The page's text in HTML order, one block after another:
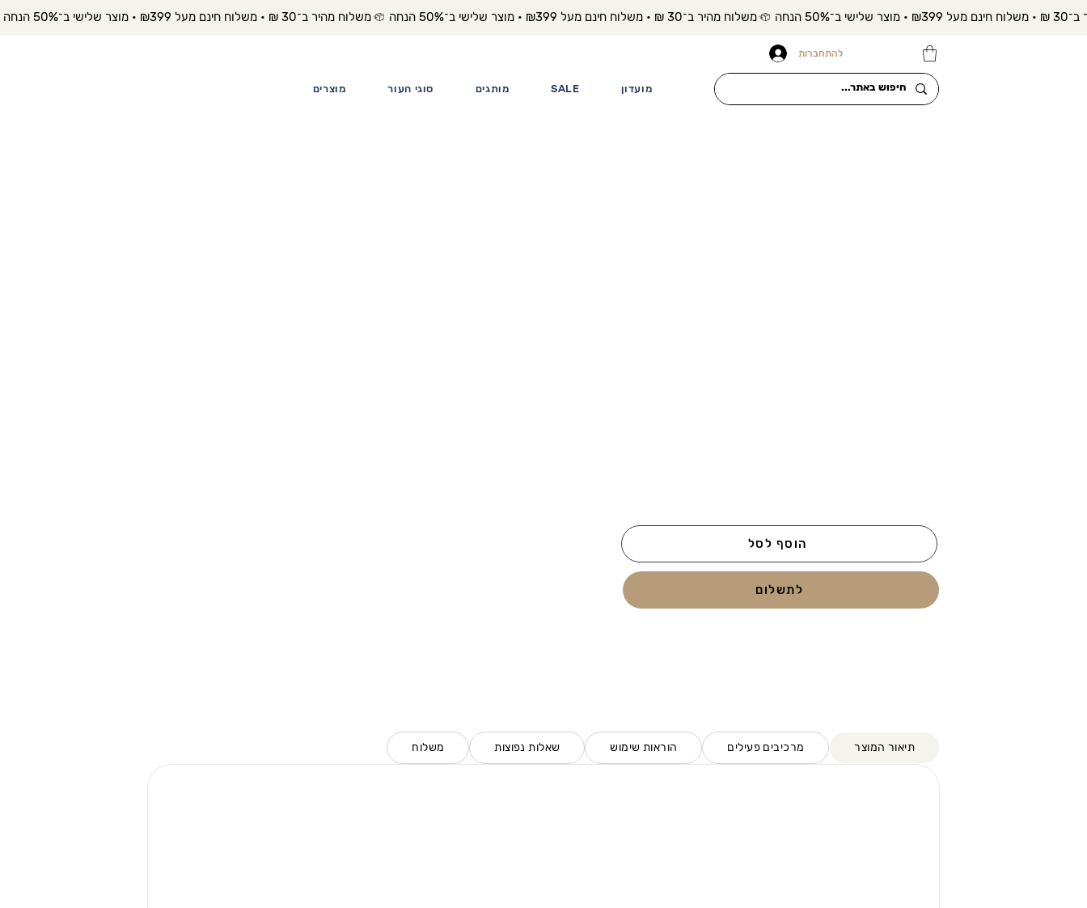
משלוח מהיר ב־30 ₪ • משלוח חינם מעל ₪399 • מוצר שלישי ב־50% הנחה
מוצרים סוגי העור מותגים SALE מועדון
להתחברות
הוסף לסל
לתשלום
תיאור המוצר מרכיבים פעילים הוראות שימוש שאלות נפוצות משלוח